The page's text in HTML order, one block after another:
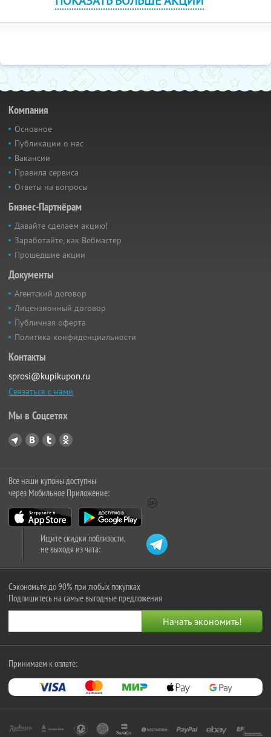
Компания
Основное
Публикации о нас
Вакансии
Правила сервиса
Ответы на вопросы
Бизнес-Партнёрам
Давайте сделаем акцию!
Заработайте, как Вебмастер
Прошедшие акции
Документы
Агентский договор
Лицензионный договор
Публичная оферта
Политика конфиденциальности
Контакты
sprosi@kupikupon.ru
Связаться с нами
Мы в Соцсетях
Все наши купоны доступны
через Мобильное Приложение:
Ищите скидки поблизости,
не выходя из чата:
Сэкономьте до 90% при любых покупках
Подпишитесь на самые выгодные предложения
Принимаем к оплате: